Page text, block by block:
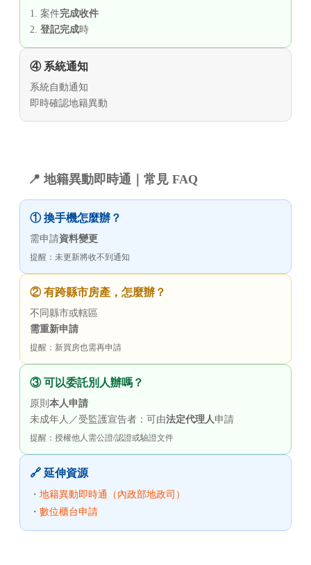
1. 案件完成收件
2. 登記完成時
④ 系統通知
系統自動通知
即時確認地籍異動
📍 地籍異動即時通｜常見 FAQ
① 換手機怎麼辦？
需申請資料變更
提醒：未更新將收不到通知
② 有跨縣市房產，怎麼辦？
不同縣市或轄區
需重新申請
提醒：新買房也需再申請
③ 可以委託別人辦嗎？
原則 本人申請
未成年人／受監護宣告者：可由法定代理人 申請
提醒：授權他人需公證/認證或驗證文件
🔗 延伸資源
・ 地籍異動即時通（內政部地政司）
・ 數位櫃台申請